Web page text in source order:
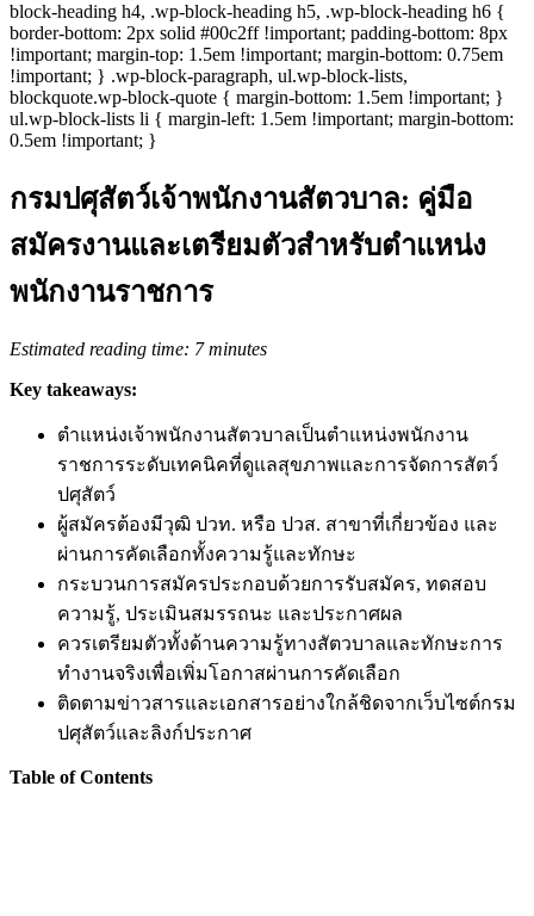
block-heading h4, .wp-block-heading h5, .wp-block-heading h6 {
border-bottom: 2px solid #00c2ff !important; padding-bottom: 8px
!important; margin-top: 1.5em !important; margin-bottom: 0.75em
!important; } .wp-block-paragraph, ul.wp-block-lists,
blockquote.wp-block-quote { margin-bottom: 1.5em !important; }
ul.wp-block-lists li { margin-left: 1.5em !important; margin-bottom:
0.5em !important; }
กรมปศุสัตว์เจ้าพนักงานสัตวบาล: คู่มือ
สมัครงานและเตรียมตัวสำหรับตำแหน่ง
พนักงานราชการ
Estimated reading time: 7 minutes
Key takeaways:
ตำแหน่งเจ้าพนักงานสัตวบาลเป็นตำแหน่งพนักงาน
ราชการระดับเทคนิคที่ดูแลสุขภาพและการจัดการสัตว์
ปศุสัตว์
ผู้สมัครต้องมีวุฒิ ปวท. หรือ ปวส. สาขาที่เกี่ยวข้อง และ
ผ่านการคัดเลือกทั้งความรู้และทักษะ
กระบวนการสมัครประกอบด้วยการรับสมัคร, ทดสอบ
ความรู้, ประเมินสมรรถนะ และประกาศผล
ควรเตรียมตัวทั้งด้านความรู้ทางสัตวบาลและทักษะการ
ทำงานจริงเพื่อเพิ่มโอกาสผ่านการคัดเลือก
ติดตามข่าวสารและเอกสารอย่างใกล้ชิดจากเว็บไซต์กรม
ปศุสัตว์และลิงก์ประกาศ
Table of Contents